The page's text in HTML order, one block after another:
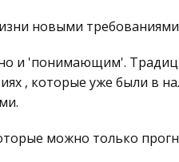
новыми
и 'понимающим'.
, которые уже были в
можно только